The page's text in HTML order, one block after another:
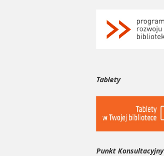
Tablety
Punkt Konsultacyjny